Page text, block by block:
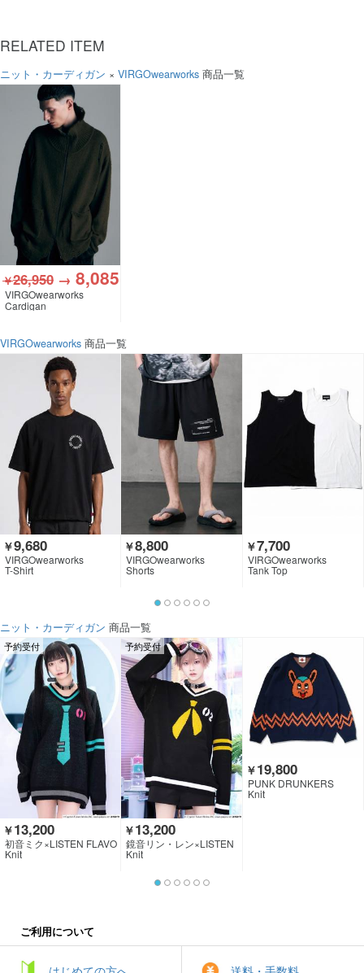
RELATED ITEM
ニット・カーディガン × VIRGOwearworks 商品一覧
￥26,950 → 8,085
VIRGOwearworks
Cardigan
VIRGOwearworks 商品一覧
￥9,680
VIRGOwearworks
T-Shirt
￥8,800
VIRGOwearworks
Shorts
￥7,700
VIRGOwearworks
Tank Top
ニット・カーディガン 商品一覧
予約受付
￥13,200
初音ミク×LISTEN FLAVO
R
Knit
予約受付
￥13,200
鏡音リン・レン×LISTEN
FLAVOR
Knit
￥19,800
PUNK DRUNKERS
Knit
ご利用について